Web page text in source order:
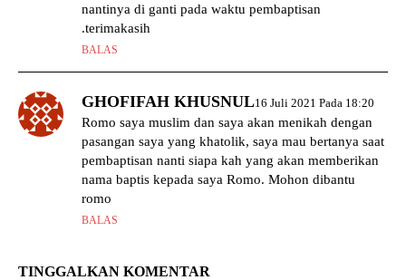
nantinya di ganti pada waktu pembaptisan
.terimakasih
BALAS
GHOFIFAH KHUSNUL16 Juli 2021 Pada 18:20
Romo saya muslim dan saya akan menikah dengan
pasangan saya yang khatolik, saya mau bertanya saat
pembaptisan nanti siapa kah yang akan memberikan
nama baptis kepada saya Romo. Mohon dibantu
romo
BALAS
TINGGALKAN KOMENTAR